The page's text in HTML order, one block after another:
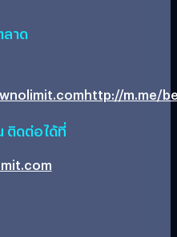
ลาด
http://m.me/
ติดต่อได้ที่